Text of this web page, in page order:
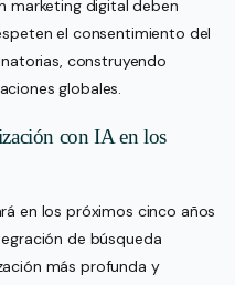
marketing digital deben
el consentimiento del
construyendo
globales.
con IA en los
en los próximos cinco años
de búsqueda
más profunda y